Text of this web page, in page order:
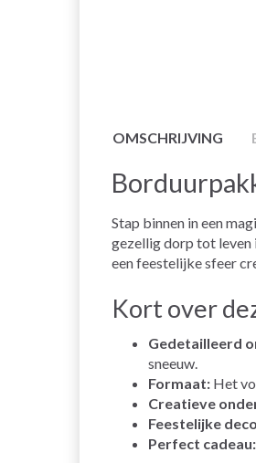
OMSCHRIJVING
Stap binnen in een
gezellig dorp tot leven
een feestelijke sfeer
Kort over
Gedetailleerd
sneeuw.
Formaat: Het
Creatieve
Feestelijke
Perfect cadeau: